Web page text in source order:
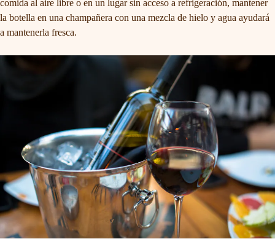
comida al aire libre o en un lugar sin acceso a refrigeración, mantener
la botella en una champañera con una mezcla de hielo y agua ayudará
a mantenerla fresca.